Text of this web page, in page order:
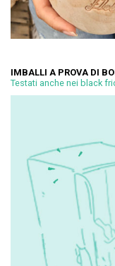
IMBALLI A PROVA DI
Testati anche nei black